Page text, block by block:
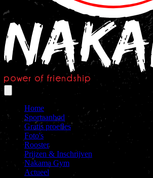
Home
Sportaanbod
Gratis proefles
Foto's
Rooster
Prijzen & Inschrijven
Nakama Gym
Actueel